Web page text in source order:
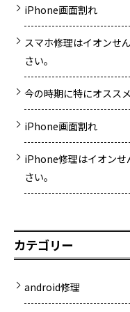
iPhone画面割れ
スマホ修理はイオンせ
さい。
今の時期に特にオスス
iPhone画面割れ
iPhone修理はイオンせ
さい。
カテゴリー
android修理